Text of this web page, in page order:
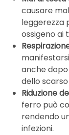
causare
leggerezza
ossigeno ai
anche
dello
Riduzione
ferro può
rendendo
infezioni.